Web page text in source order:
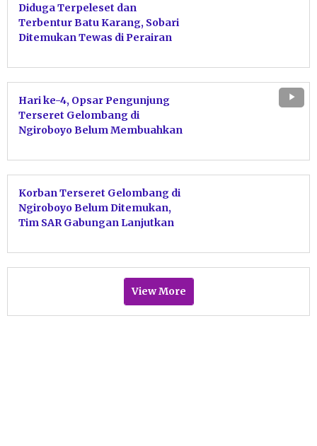
Diduga Terpeleset dan
Terbentur Batu Karang, Sobari
Ditemukan Tewas di Perairan
Hari ke-4, Opsar Pengunjung
Terseret Gelombang di
Ngiroboyo Belum Membuahkan
Korban Terseret Gelombang di
Ngiroboyo Belum Ditemukan,
Tim SAR Gabungan Lanjutkan
View More